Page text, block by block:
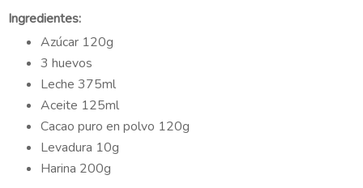
Ingredientes:
Azúcar 120g
3 huevos
Leche 375ml
Aceite 125ml
Cacao puro en polvo 120g
Levadura 10g
Harina 200g